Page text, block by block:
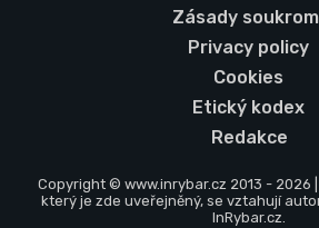
Zásady
Privacy policy
Cookies
Etický kodex
Redakce
Copyright © www.inrybar.cz 2013 - 2026
který je zde uveřejněný, se vztahují
InRybar.cz.